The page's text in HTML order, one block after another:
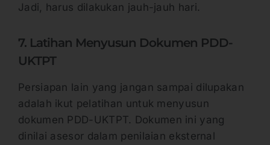
Jadi, harus dilakukan jauh-jauh hari.
7. Latihan Menyusun Dokumen PDD-
UKTPT
Persiapan lain yang jangan sampai dilupakan
adalah ikut pelatihan untuk menyusun
dokumen PDD-UKTPT. Dokumen ini yang
dinilai asesor dalam penilaian eksternal